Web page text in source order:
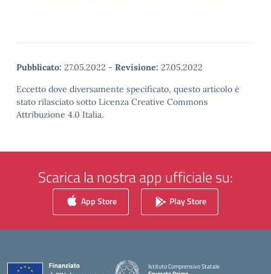
Pubblicato: 27.05.2022 - Revisione: 27.05.2022
Eccetto dove diversamente specificato, questo articolo è
stato rilasciato sotto Licenza Creative Commons
Attribuzione 4.0 Italia.
Scarica la nostra app ufficiale su:
App Store Play Store
Istituto Comprensivo Statale